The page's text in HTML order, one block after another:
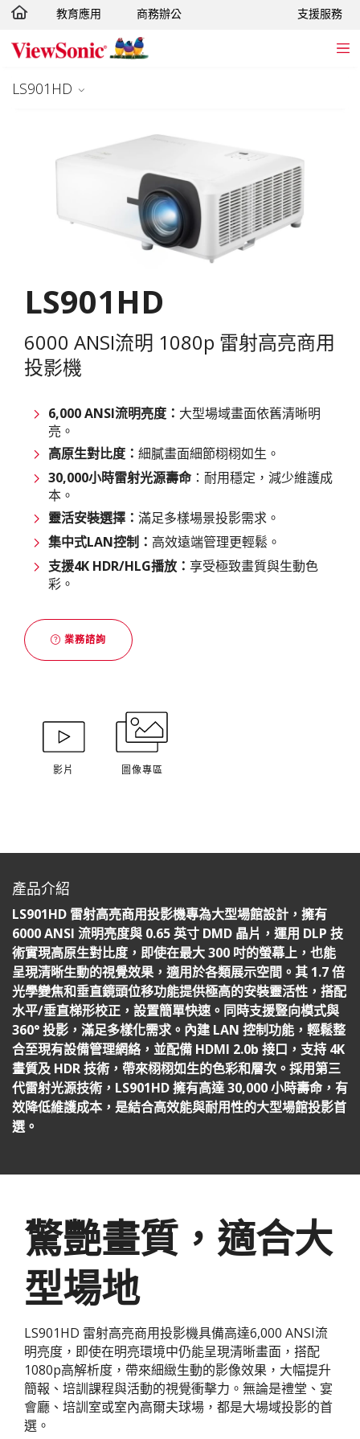
轉跳至主要內容
教育應用 商務辦公 支援服務
LS901HD
LS901HD
6000 ANSI流明 1080p 雷射高亮商用
投影機
6,000 ANSI流明亮度： 大型場域畫面依舊清晰明
亮。
高原生對比度： 細膩畫面細節栩栩如生。
30,000小時雷射光源壽命 ：耐用穩定，減少維護成
本。
靈活安裝選擇： 滿足多樣場景投影需求。
集中式LAN控制： 高效遠端管理更輕鬆。
支援4K HDR/HLG播放： 享受極致畫質與生動色
彩。
業務諮詢
影片 圖像專區
產品介紹
LS901HD 雷射高亮商用投影機專為大型場館設計，擁有
6000 ANSI 流明亮度與 0.65 英寸 DMD 晶片，運用 DLP 技
術實現高原生對比度，即使在最大 300 吋的螢幕上，也能
呈現清晰生動的視覺效果，適用於各類展示空間。其 1.7 倍
光學變焦和垂直鏡頭位移功能提供極高的安裝靈活性，搭配
水平/垂直梯形校正，設置簡單快速。同時支援豎向模式與
360° 投影，滿足多樣化需求。內建 LAN 控制功能，輕鬆整
合至現有設備管理網絡，並配備 HDMI 2.0b 接口，支持 4K
畫質及 HDR 技術，帶來栩栩如生的色彩和層次。採用第三
代雷射光源技術，LS901HD 擁有高達 30,000 小時壽命，有
效降低維護成本，是結合高效能與耐用性的大型場館投影首
選。
驚艷畫質，適合大
型場地
LS901HD 雷射高亮商用投影機具備高達6,000 ANSI流
明亮度，即使在明亮環境中仍能呈現清晰畫面，搭配
1080p高解析度，帶來細緻生動的影像效果，大幅提升
簡報、培訓課程與活動的視覺衝擊力。無論是禮堂、宴
會廳、培訓室或室內高爾夫球場，都是大場域投影的首
選。